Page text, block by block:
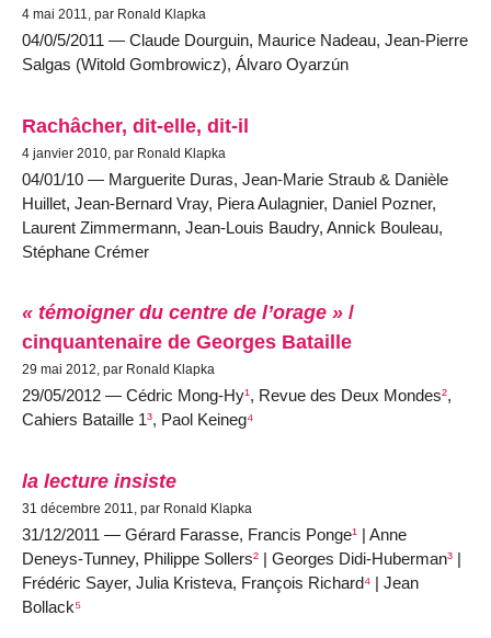
4 mai 2011, par Ronald Klapka
04/0/5/2011 — Claude Dourguin, Maurice Nadeau, Jean-Pierre
Salgas (Witold Gombrowicz), Álvaro Oyarzún
Rachâcher, dit-elle, dit-il
4 janvier 2010, par Ronald Klapka
04/01/10 — Marguerite Duras, Jean-Marie Straub & Danièle
Huillet, Jean-Bernard Vray, Piera Aulagnier, Daniel Pozner,
Laurent Zimmermann, Jean-Louis Baudry, Annick Bouleau,
Stéphane Crémer
« témoigner du centre de l’orage » /
cinquantenaire de Georges Bataille
29 mai 2012, par Ronald Klapka
29/05/2012 — Cédric Mong-Hy¹, Revue des Deux Mondes²,
Cahiers Bataille 1³, Paol Keineg⁴
la lecture insiste
31 décembre 2011, par Ronald Klapka
31/12/2011 — Gérard Farasse, Francis Ponge¹ | Anne
Deneys-Tunney, Philippe Sollers² | Georges Didi-Huberman³ |
Frédéric Sayer, Julia Kristeva, François Richard⁴ | Jean
Bollack⁵